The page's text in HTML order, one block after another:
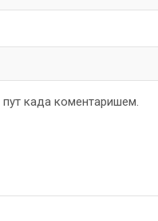
када коментаришем.